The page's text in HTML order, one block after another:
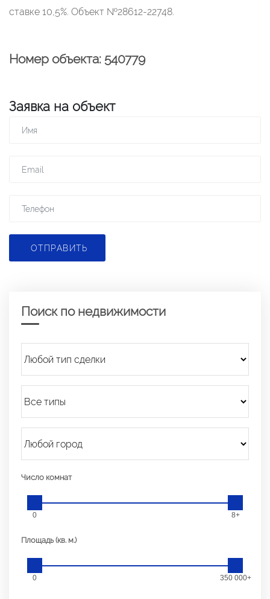
ставке 10,5%. Объект №28612-22748.
Номер объекта: 540779
Заявка на объект
ОТПРАВИТЬ
Поиск по недвижимости
Число комнат
0 8+
Площадь (кв. м.)
0 350 000+